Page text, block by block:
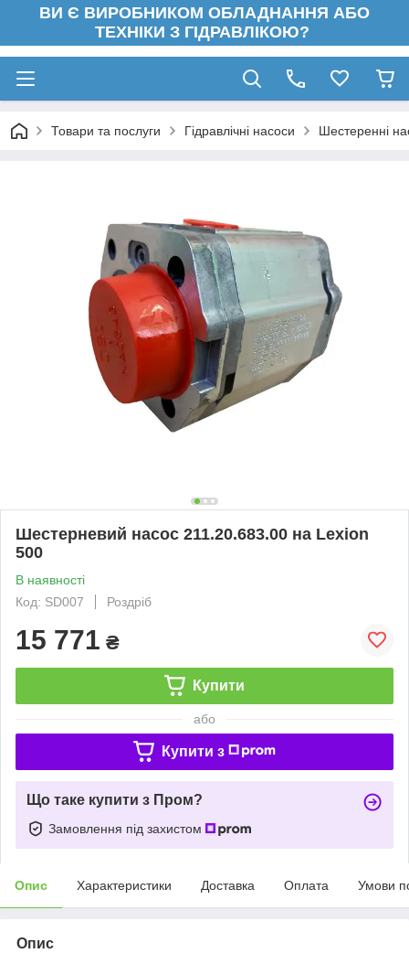
ВИ Є ВИРОБНИКОМ ОБЛАДНАННЯ АБО
ТЕХНІКИ З ГІДРАВЛІКОЮ?
Товари та послуги Гідравлічні насоси Шестеренні
Шестерневий насос 211.20.683.00 на Lexion
500
В наявності
Код: SD007
Роздріб
15 771 ₴
Купити
або
Купити з
Що таке купити з Пром?
Замовлення під захистом
Опис Характеристики Доставка Оплата Умови
Опис